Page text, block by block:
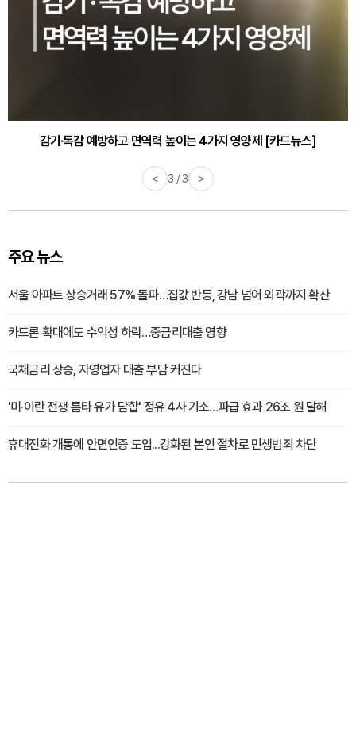
감기·독감 예방하고 면역력 높이는 4가지 영양제 [카드뉴스]
< 3 / 3 >
주요 뉴스
서울 아파트 상승거래 57% 돌파…집값 반등, 강남 넘어 외곽까지 확산
카드론 확대에도 수익성 하락…중금리대출 영향
국채금리 상승, 자영업자 대출 부담 커진다
'미·이란 전쟁 틈타 유가 담합' 정유 4사 기소…파급 효과 26조 원 달해
휴대전화 개통에 안면인증 도입...강화된 본인 절차로 민생범죄 차단